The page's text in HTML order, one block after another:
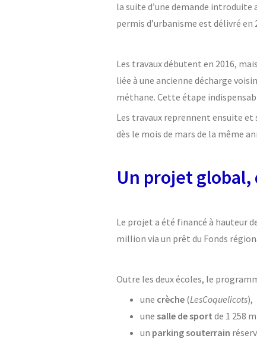
la suite d’une demande
permis d’urbanisme est délivré en
Les travaux débutent en 2016,
liée à une ancienne décharge
méthane. Cette étape
Les travaux reprennent ensuite et
dès le mois de mars de la même
Un projet
Le projet a été financé à hauteur
million via un prêt du Fonds
Outre les deux écoles, le
une crèche (LesCoquelicots),
unesalle de sportde 1 258
un parking souterrain